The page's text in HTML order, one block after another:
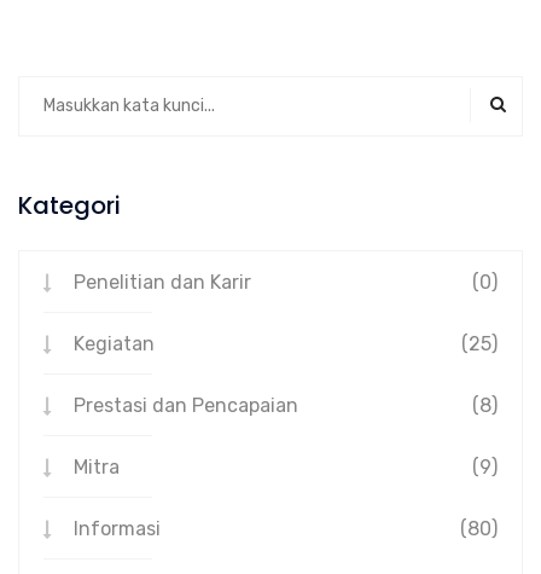
Kategori
Penelitian dan Karir (0)
Kegiatan (25)
Prestasi dan Pencapaian (8)
Mitra (9)
Informasi (80)